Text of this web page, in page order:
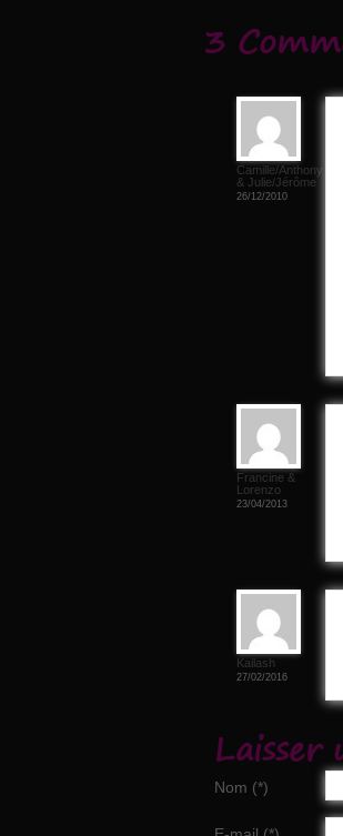
3
Camille/Anthony
& Julie/Jérôme
26/12/2010
Francine &
Lorenzo
23/04/2013
Kailash
27/02/2016
Nom (*)